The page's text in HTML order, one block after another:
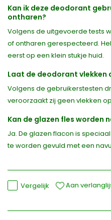
Kan ik deze deodorant
ontharen?
Volgens de uitgevoerde tests
of ontharen gerespecteerd.
eerst op een klein stukje huid.
Laat de deodorant vlekken
Volgens de gebruikerstesten
veroorzaakt zij geen vlekken
Kan de glazen fles worden
Ja. De glazen flacon is
te worden gevuld met een
Vergelijk Aan